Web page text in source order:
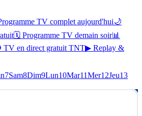
TV complet aujourd'hui🌙
🗓 Programme TV demain soir📊
TV en direct gratuit TNT▶ Replay &
7Sam8Dim9Lun10Mar11Mer12Jeu13